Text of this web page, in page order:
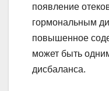
появление
гормональным
повышенное
может быть
дисбаланса.